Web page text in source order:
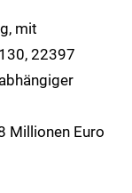
mit
22397
Millionen Euro